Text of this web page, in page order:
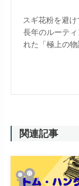
スギ花粉を避
長年のルーテ
れた「極上の
関連記事